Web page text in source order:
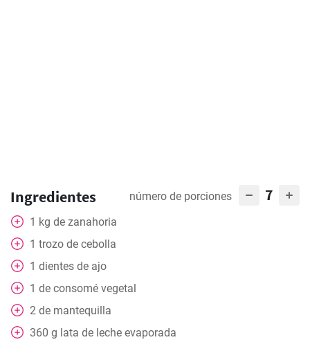
Ingredientes número de porciones 7
1 kg de zanahoria
1 trozo de cebolla
1 dientes de ajo
1 de consomé vegetal
2 de mantequilla
360 g lata de leche evaporada